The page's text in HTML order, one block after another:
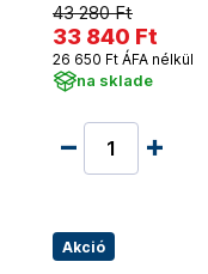
43 280 Ft
33 840 Ft
26 650 Ft ÁFA nélkül
na sklade
Akció